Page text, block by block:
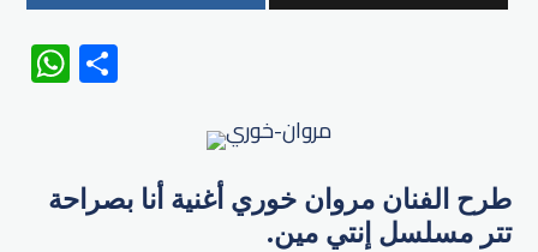
WhatsApp
طرح الفنان مروان خوري أغنية أنا بصراحة
تتر مسلسل إنتي مين.